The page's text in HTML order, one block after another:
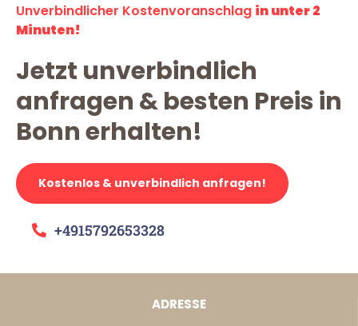
Unverbindlicher Kostenvoranschlag in unter 2
Minuten!
Jetzt unverbindlich
anfragen & besten Preis in
Bonn erhalten!
Kostenlos & unverbindlich anfragen!
+4915792653328
ADRESSE